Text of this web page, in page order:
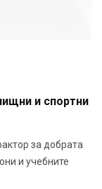
и спортни
за добрата
и учебните